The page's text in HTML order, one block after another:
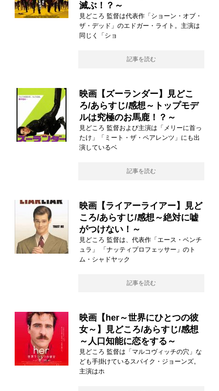
滅ぶ！？～
見どころ 監督は代表作「ショーン・オブ・
ザ・デッド」のエドガー・ライト。主演は
同じく「ショ
記事を読む
映画【ズーランダー】見どこ
ろ/あらすじ/感想～トップモデ
ルは究極のお馬鹿！？～
見どころ 監督および主演は「メリーに首っ
たけ」「ミート・ザ・ペアレンツ」にも出
演しているベ
記事を読む
映画【ライアーライアー】見ど
ころ/あらすじ/感想～絶対に嘘
がつけない！～
見どころ 監督は、代表作「エース・ベンチ
ュラ」 「ナッティプロフェッサー」のト
ム・シャドヤック
記事を読む
映画【her～世界にひとつの彼
女～】見どころ/あらすじ/感想
～人口知能に恋をする～
見どころ 監督は「マルコヴィッチの穴」な
ども手掛けているスパイク・ジョーンズ。
主演はホ